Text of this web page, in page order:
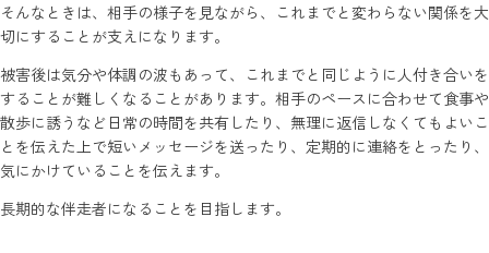
そんなときは、相手の様子を見ながら、これまでと変わらない関係を大
切にすることが支えになります。
被害後は気分や体調の波もあって、これまでと同じように人付き合いを
することが難しくなることがあります。相手のペースに合わせて食事や
散歩に誘うなど日常の時間を共有したり、無理に返信しなくてもよいこ
とを伝えた上で短いメッセージを送ったり、定期的に連絡をとったり、
気にかけていることを伝えます。
長期的な伴走者になることを目指します。